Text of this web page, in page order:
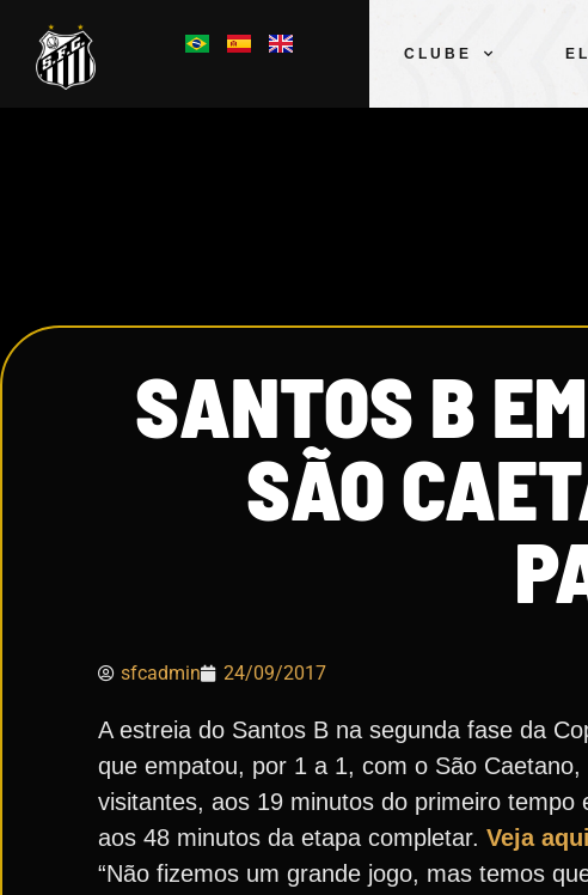
CLUBE
SANTOS B
SÃO
sfcadmin 24/09/2017
A estreia do Santos B na segunda fase da
que empatou, por 1 a 1, com o São
visitantes, aos 19 minutos do primeiro
aos 48 minutos da etapa completar. Veja
“Não fizemos um grande jogo, mas temos